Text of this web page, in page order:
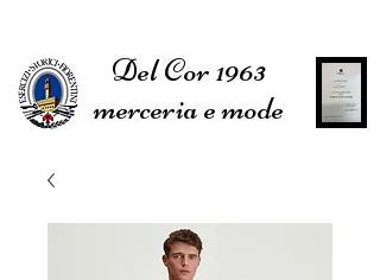
Del Cor 1963
merceria e mode